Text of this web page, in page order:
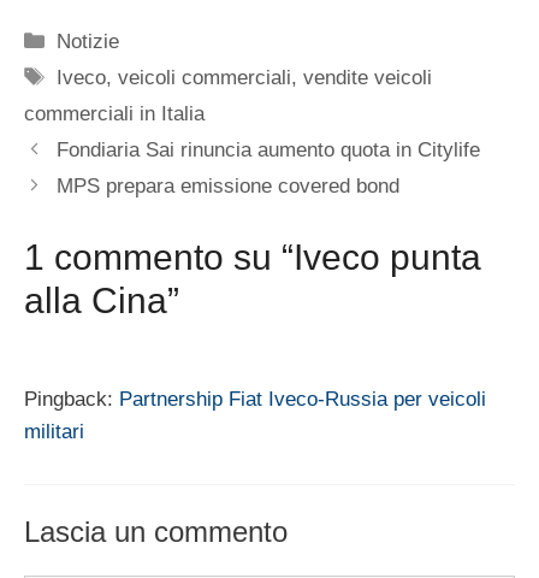
Categorie
Notizie
Tag
Iveco,veicoli commerciali,vendite veicoli
commerciali in Italia
Fondiaria Sai rinuncia aumento quota in Citylife
MPS prepara emissione covered bond
1 commento su “Iveco punta
alla Cina”
Pingback: Partnership Fiat Iveco-Russia per veicoli
militari
Lascia un commento